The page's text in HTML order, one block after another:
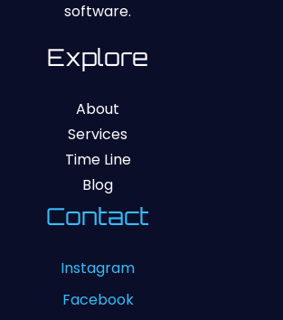
software.
Explore
About
Services
Time Line
Blog
Contact
Instagram
Facebook